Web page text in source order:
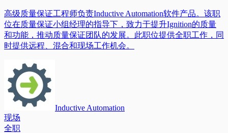
高级质量保证工程师负责Inductive Automation软件产品。该职
位在质量保证小组经理的指导下，致力于提升Ignition的质量
和功能，推动质量保证团队的发展。此职位提供全职工作，同
时提供远程、混合和现场工作机会。
Inductive Automation
现场
全职